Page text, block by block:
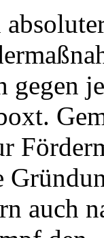
gegen
auch